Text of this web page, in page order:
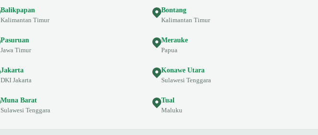
Balikpapan
Kalimantan Timur
Bontang
Kalimantan Timur
Pasuruan
Jawa Timur
Merauke
Papua
Jakarta
DKI Jakarta
Konawe Utara
Sulawesi Tenggara
Muna Barat
Sulawesi Tenggara
Tual
Maluku